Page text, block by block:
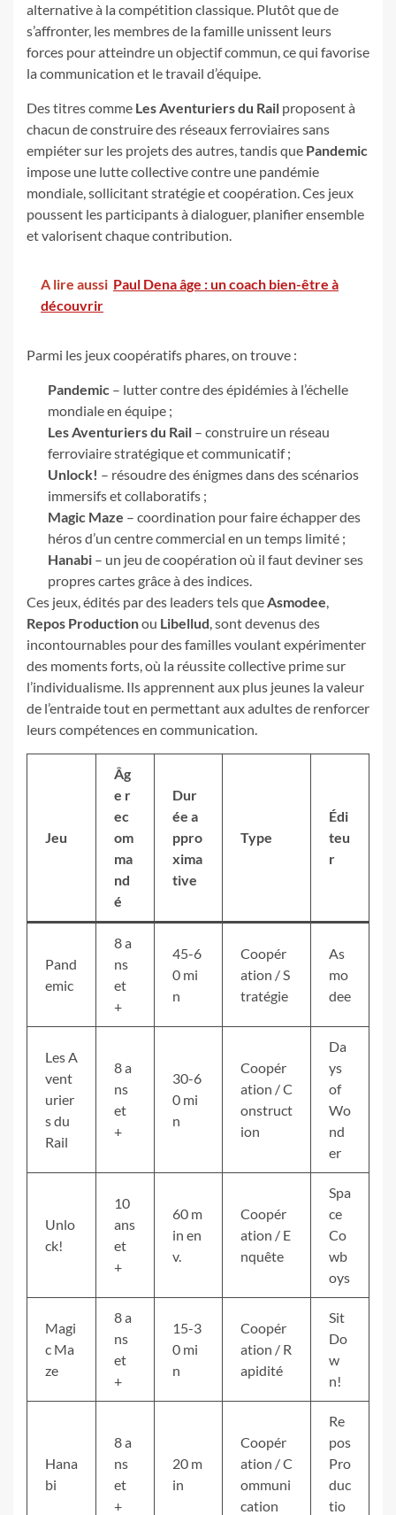
alternative à la compétition classique. Plutôt que de
s’affronter, les membres de la famille unissent leurs
forces pour atteindre un objectif commun, ce qui favorise
la communication et le travail d’équipe.
Des titres comme Les Aventuriers du Rail proposent à
chacun de construire des réseaux ferroviaires sans
empiéter sur les projets des autres, tandis que Pandemic
impose une lutte collective contre une pandémie
mondiale, sollicitant stratégie et coopération. Ces jeux
poussent les participants à dialoguer, planifier ensemble
et valorisent chaque contribution.
A lire aussi Paul Dena âge : un coach bien-être à
découvrir
Parmi les jeux coopératifs phares, on trouve :
Pandemic – lutter contre des épidémies à l’échelle
mondiale en équipe ;
Les Aventuriers du Rail – construire un réseau
ferroviaire stratégique et communicatif ;
Unlock! – résoudre des énigmes dans des scénarios
immersifs et collaboratifs ;
Magic Maze – coordination pour faire échapper des
héros d’un centre commercial en un temps limité ;
Hanabi – un jeu de coopération où il faut deviner ses
propres cartes grâce à des indices.
Ces jeux, édités par des leaders tels queAsmodee,
Repos Productionou Libellud, sont devenus des
incontournables pour des familles voulant expérimenter
des moments forts, où la réussite collective prime sur
l’individualisme. Ils apprennent aux plus jeunes la valeur
de l’entraide tout en permettant aux adultes de renforcer
leurs compétences en communication.
Jeu
Âg
e r
ec
om
ma
nd
é
Dur
ée a
ppro
xima
tive
Type
Édi
teu
r
Pand
emic
8 a
ns
et
+
45-6
0 mi
n
Coopér
ation / S
tratégie
As
mo
dee
Les A
vent
urier
s du
Rail
8 a
ns
et
+
30-6
0 mi
n
Coopér
ation / C
onstruct
ion
Da
ys
of
Wo
nd
er
Unlo
ck!
10
ans
et
+
60 m
in en
v.
Coopér
ation / E
nquête
Spa
ce
Co
wb
oys
Magi
c Ma
ze
8 a
ns
et
+
15-3
0 mi
n
Coopér
ation / R
apidité
Sit
Do
w
n!
Hana
bi
8 a
ns
et
+
20 m
in
Coopér
ation / C
ommuni
cation
Re
pos
Pro
duc
tio